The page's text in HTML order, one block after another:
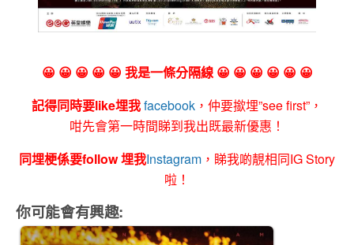
😀 😀 😀 😀 😀 我是一條分隔線 😀 😀 😀 😀 😀 😀
記得同時要like埋我facebook ，仲要撳埋”see first”，
咁先會第一時間睇到我出既最新優惠！
同埋梗係要follow 埋我Instagram ，睇我啲靚相同IG Story
啦！
你可能會有興趣: